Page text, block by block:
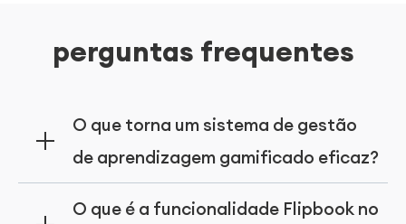
perguntas frequentes
O que torna um sistema de gestão
de aprendizagem gamificado eficaz?
O que é a funcionalidade Flipbook no